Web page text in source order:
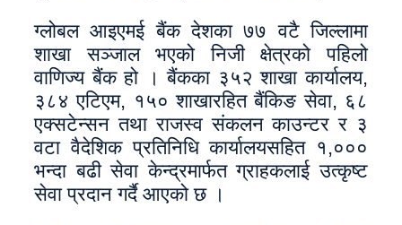
ग्लोबल आइएमई बैंक देशका ७७ वटै जिल्लामा
शाखा सञ्जाल भएको निजी क्षेत्रको पहिलो
वाणिज्य बैंक हो । बैंकका ३५२ शाखा कार्यालय,
३८४ एटिएम, १५० शाखारहित बैंकिङ सेवा, ६८
एक्सटेन्सन तथा राजस्व संकलन काउन्टर र ३
वटा वैदेशिक प्रतिनिधि कार्यालयसहित १,०००
भन्दा बढी सेवा केन्द्रमार्फत ग्राहकलाई उत्कृष्ट
सेवा प्रदान गर्दै आएको छ ।